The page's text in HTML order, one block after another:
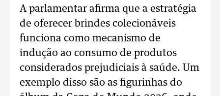
A parlamentar afirma que a estratégia
de oferecer brindes colecionáveis
funciona como mecanismo de
indução ao consumo de produtos
considerados prejudiciais à saúde. Um
exemplo disso são as figurinhas do